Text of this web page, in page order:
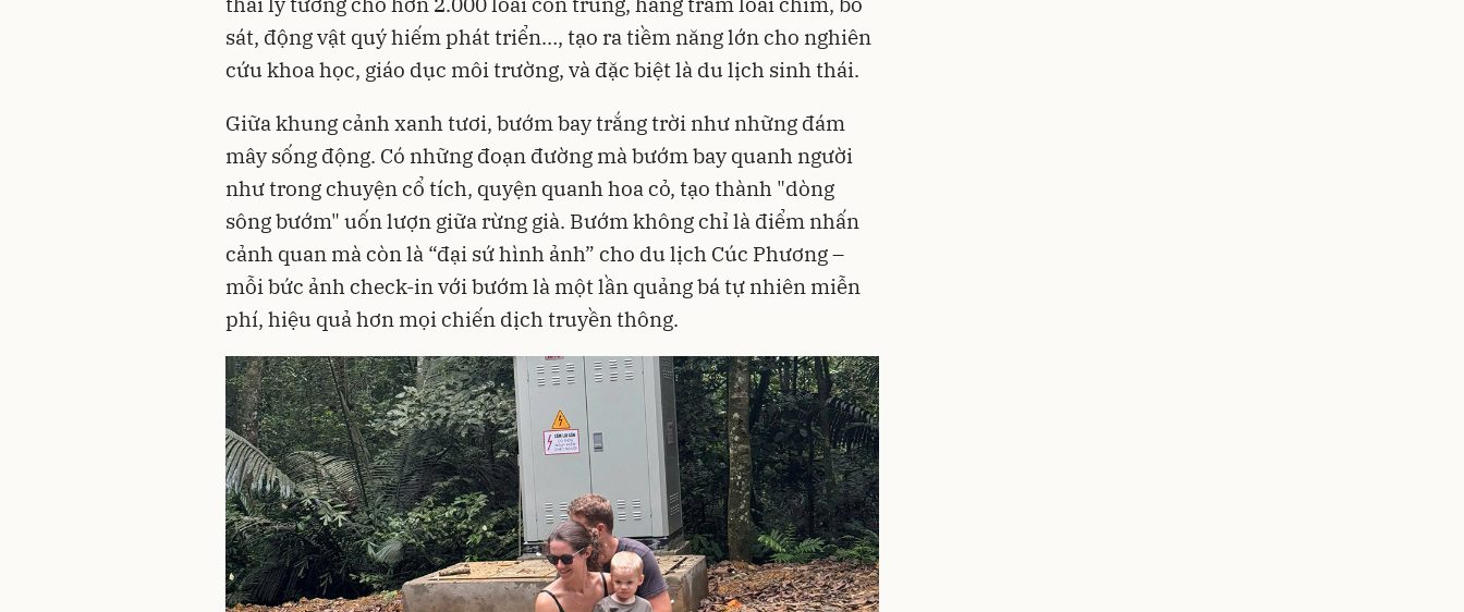
sát, động vật quý hiếm phát triển…, tạo ra tiềm năng lớn cho nghiên
cứu khoa học, giáo dục môi trường, và đặc biệt là du lịch sinh thái.
Giữa khung cảnh xanh tươi, bướm bay trắng trời như những đám
mây sống động. Có những đoạn đường mà bướm bay quanh người
như trong chuyện cổ tích, quyện quanh hoa cỏ, tạo thành "dòng
sông bướm" uốn lượn giữa rừng già. Bướm không chỉ là điểm nhấn
cảnh quan mà còn là “đại sứ hình ảnh” cho du lịch Cúc Phương –
mỗi bức ảnh check-in với bướm là một lần quảng bá tự nhiên miễn
phí, hiệu quả hơn mọi chiến dịch truyền thông.